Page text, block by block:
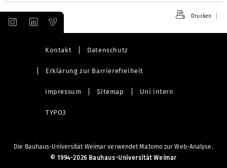
Drucken
Kontakt Datenschutz
Erklärung zur Barrierefreiheit
Impressum Sitemap Uni intern
TYPO3
Die Bauhaus-Universität Weimar verwendet Matomo zur Web-Analyse.
© 1994-2026 Bauhaus-Universität Weimar